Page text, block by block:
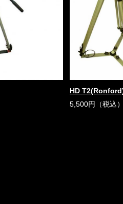
HD
5,500円（税込）